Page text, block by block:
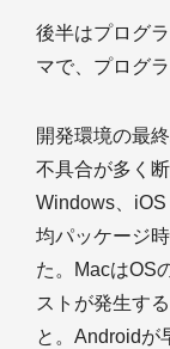
後半はプログ
マで、プログ
開発環境の最
不具合が多く
Windows、
均パッケージ
た。MacはOS
ストが発生す
と。Androidが